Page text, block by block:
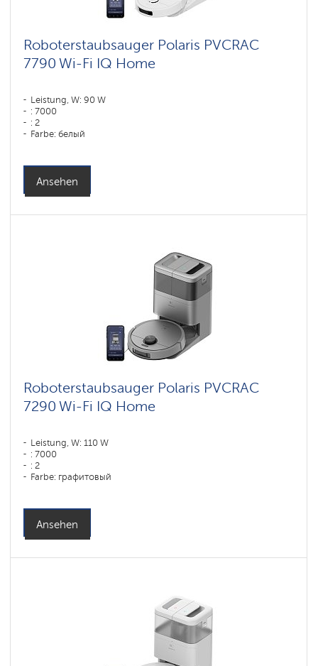
Roboterstaubsauger Polaris PVCRAC
7790 Wi-Fi IQ Home
Leistung, W: 90 W
: 7000
: 2
Farbe: белый
Ansehen
Roboterstaubsauger Polaris PVCRAC
7290 Wi-Fi IQ Home
Leistung, W: 110 W
: 7000
: 2
Farbe: графитовый
Ansehen